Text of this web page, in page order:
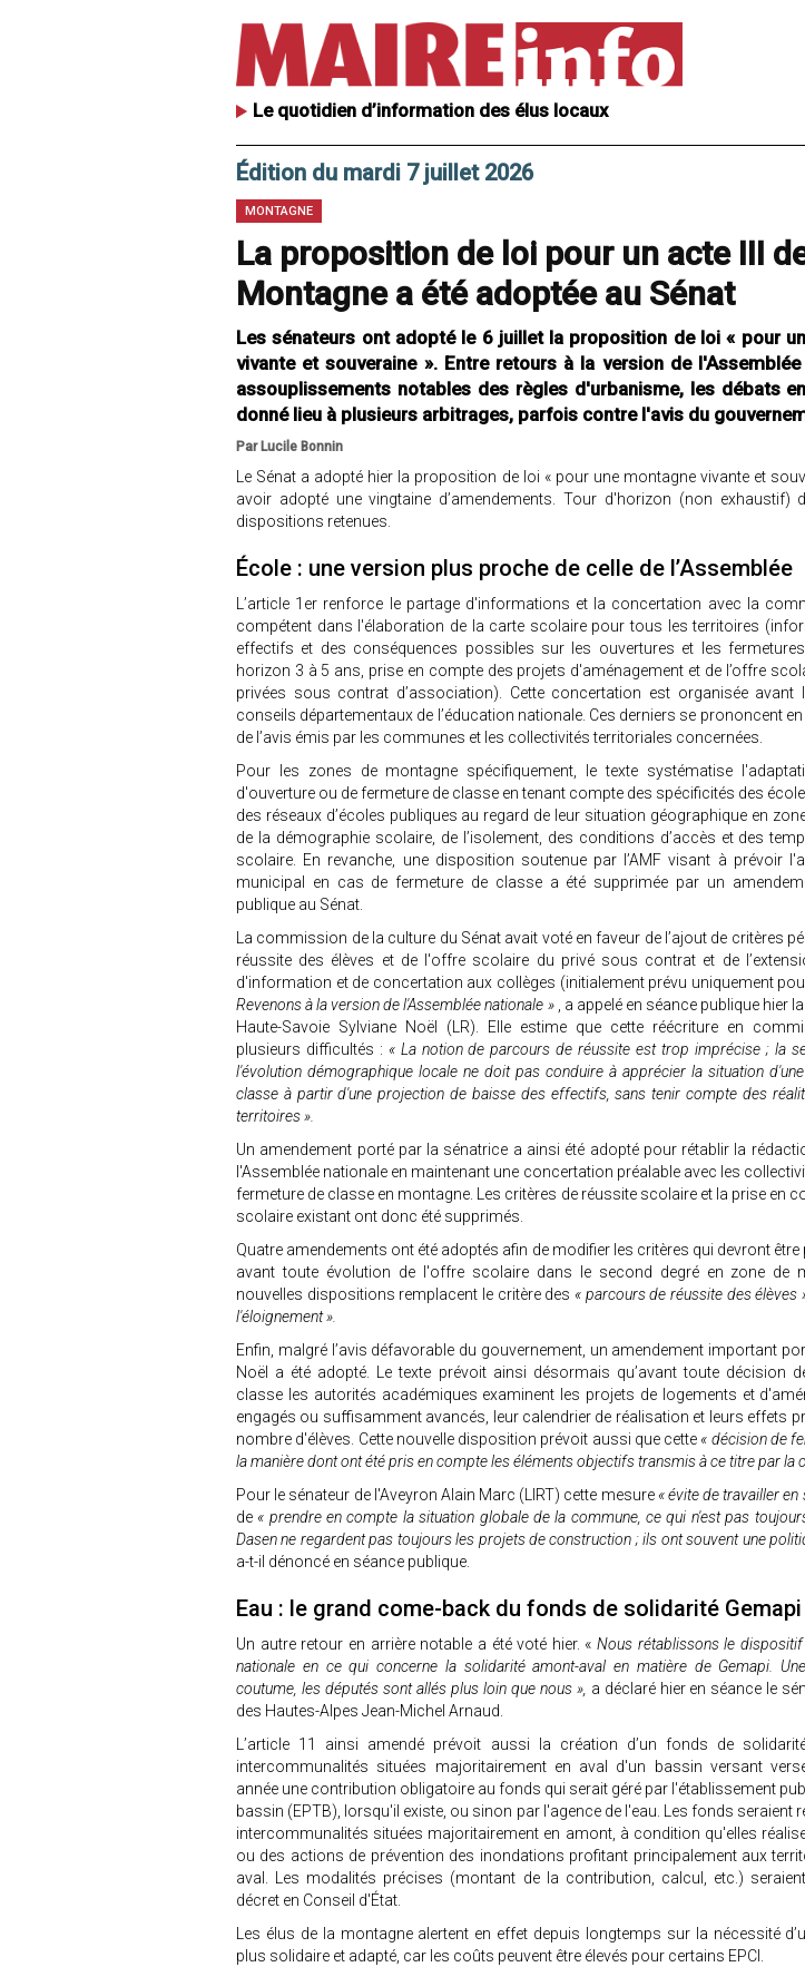
Le quotidien d’information des élus locaux
Édition du mardi 7 juillet 2026
MONTAGNE
La proposition de loi pour un acte III
Montagne a été adoptée au Sénat
Les sénateurs ont adopté le 6 juillet la proposition de loi « pour
vivante et souveraine ». Entre retours à la version de
assouplissements notables des règles d'urbanisme, les débats
donné lieu à plusieurs arbitrages, parfois contre l'avis du
Par Lucile Bonnin
Le Sénat a adopté hier la proposition de loi « pour une montagne vivante et
avoir adopté une vingtaine d’amendements. Tour d'horizon (non exhaustif)
dispositions retenues.
École : une version plus proche de celle de l’Assemblée
L’article 1er renforce le partage d'informations et la concertation avec la
compétent dans l'élaboration de la carte scolaire pour tous les territoires
effectifs et des conséquences possibles sur les ouvertures et les
horizon 3 à 5 ans, prise en compte des projets d'aménagement et de l’offre
privées sous contrat d’association). Cette concertation est organisée avant
conseils départementaux de l’éducation nationale. Ces derniers se prononcent
de l’avis émis par les communes et les collectivités territoriales concernées.
Pour les zones de montagne spécifiquement, le texte systématise
d'ouverture ou de fermeture de classe en tenant compte des spécificités des
des réseaux d’écoles publiques au regard de leur situation géographique en
de la démographie scolaire, de l’isolement, des conditions d’accès et des
scolaire. En revanche, une disposition soutenue par l’AMF visant à prévoir
municipal en cas de fermeture de classe a été supprimée par un
publique au Sénat.
La commission de la culture du Sénat avait voté en faveur de l’ajout de critères
réussite des élèves et de l'offre scolaire du privé sous contrat et de
d'information et de concertation aux collèges (initialement prévu uniquement
Revenons à la version de l'Assemblée nationale »
, a appelé en séance publique hier
Haute-Savoie Sylviane Noël (LR). Elle estime que cette réécriture en
plusieurs difficultés : « La notion de parcours de réussite est trop imprécise ; la
l'évolution démographique locale ne doit pas conduire à apprécier la situation
classe à partir d'une projection de baisse des effectifs, sans tenir compte des
territoires ».
Un amendement porté par la sénatrice a ainsi été adopté pour rétablir la
l'Assemblée nationale en maintenant une concertation préalable avec les
fermeture de classe en montagne. Les critères de réussite scolaire et la prise en
scolaire existant ont donc été supprimés.
Quatre amendements ont été adoptés afin de modifier les critères qui devront
avant toute évolution de l'offre scolaire dans le second degré en zone de
nouvelles dispositions remplacent le critère des « parcours de réussite des élèves
l'éloignement ».
Enfin, malgré l’avis défavorable du gouvernement, un amendement important
Noël a été adopté. Le texte prévoit ainsi désormais qu’avant toute décision
classe les autorités académiques examinent les projets de logements et
engagés ou suffisamment avancés, leur calendrier de réalisation et leurs effets
nombre d'élèves. Cette nouvelle disposition prévoit aussi que cette « décision de
la manière dont ont été pris en compte les éléments objectifs transmis à ce titre par la
Pour le sénateur de l'Aveyron Alain Marc (LIRT) cette mesure « évite de travailler en
de « prendre en compte la situation globale de la commune, ce qui n'est pas
Dasen ne regardent pas toujours les projets de construction ; ils ont souvent une
a-t-il dénoncé en séance publique.
Eau : le grand come-back du fonds de solidarité Gemapi
Un autre retour en arrière notable a été voté hier. « Nous rétablissons le dispositif
nationale en ce qui concerne la solidarité amont-aval en matière de Gemapi.
coutume, les députés sont allés plus loin que nous », a déclaré hier en séance le
des Hautes-Alpes Jean-Michel Arnaud.
L’article 11 ainsi amendé prévoit aussi la création d’un fonds de
intercommunalités situées majoritairement en aval d'un bassin versant
année une contribution obligatoire au fonds qui serait géré par l'établissement
bassin (EPTB), lorsqu'il existe, ou sinon par l'agence de l'eau. Les fonds seraient
intercommunalités situées majoritairement en amont, à condition qu'elles
ou des actions de prévention des inondations profitant principalement aux
aval. Les modalités précises (montant de la contribution, calcul, etc.)
décret en Conseil d'État.
Les élus de la montagne alertent en effet depuis longtemps sur la nécessité
plus solidaire et adapté, car les coûts peuvent être élevés pour certains EPCI.